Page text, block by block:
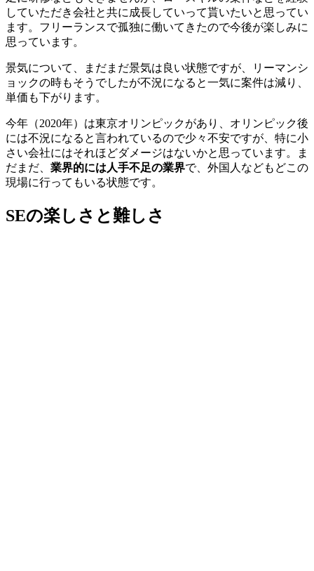
していただき会社と共に成長していって貰いたいと思ってい
ます。フリーランスで孤独に働いてきたので今後が楽しみに
思っています。
景気について、まだまだ景気は良い状態ですが、リーマンシ
ョックの時もそうでしたが不況になると一気に案件は減り、
単価も下がります。
今年（2020年）は東京オリンピックがあり、オリンピック後
には不況になると言われているので少々不安ですが、特に小
さい会社にはそれほどダメージはないかと思っています。ま
だまだ、 業界的には人手不足の業界で、外国人などもどこの
現場に行ってもいる状態です。
SEの楽しさと難しさ